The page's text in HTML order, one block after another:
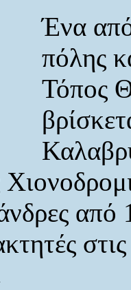
Ένα
πόλης
Τόπος